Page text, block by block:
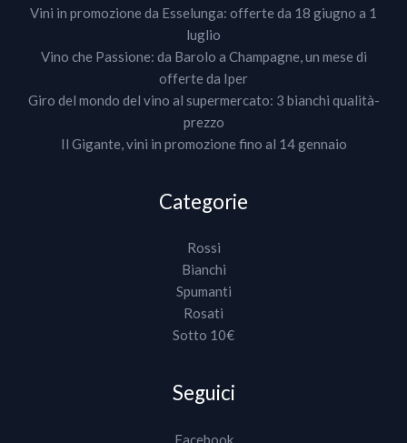
Vini in promozione da Esselunga: offerte da 18 giugno a 1
luglio
Vino che Passione: da Barolo a Champagne, un mese di
offerte da Iper
Giro del mondo del vino al supermercato: 3 bianchi qualità-
prezzo
Il Gigante, vini in promozione fino al 14 gennaio
Categorie
Rossi
Bianchi
Spumanti
Rosati
Sotto 10€
Seguici
Facebook